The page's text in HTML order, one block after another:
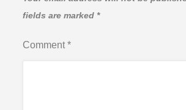
fields are marked *
Comment*